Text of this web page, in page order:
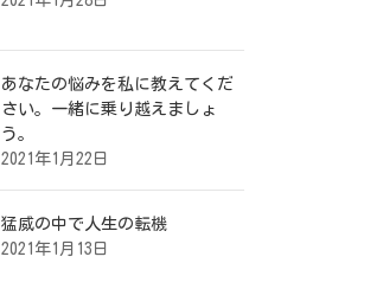
あなたの悩みを私に教えてくだ
さい。一緒に乗り越えましょ
う。
2021年1月22日
猛威の中で人生の転機
2021年1月13日